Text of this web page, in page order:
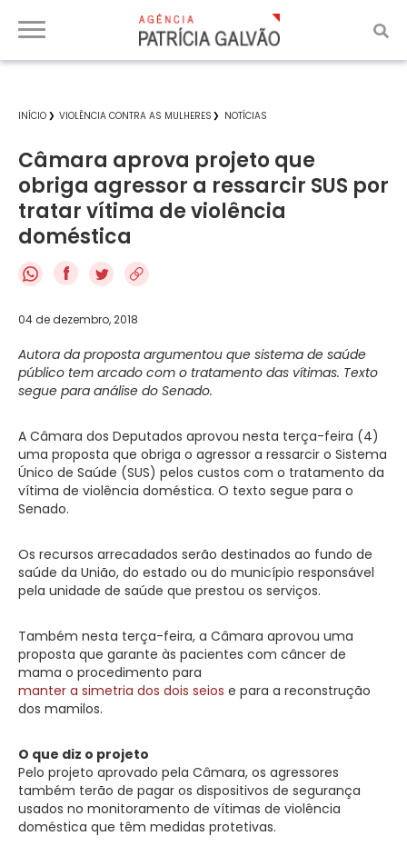
INÍCIO VIOLÊNCIA CONTRA AS MULHERES NOTÍCIAS
Câmara aprova projeto que
obriga agressor a ressarcir SUS por
tratar vítima de violência
doméstica
f
04 de dezembro, 2018
Autora da proposta argumentou que sistema de saúde
público tem arcado com o tratamento das vítimas. Texto
segue para análise do Senado.
A Câmara dos Deputados aprovou nesta terça-feira (4)
uma proposta que obriga o agressor a ressarcir o Sistema
Único de Saúde (SUS) pelos custos com o tratamento da
vítima de violência doméstica. O texto segue para o
Senado.
Os recursos arrecadados serão destinados ao fundo de
saúde da União, do estado ou do município responsável
pela unidade de saúde que prestou os serviços.
Também nesta terça-feira, a Câmara aprovou uma
proposta que garante às pacientes com câncer de
mama o procedimento para
manter a simetria dos dois seios e para a reconstrução
dos mamilos.
O que diz o projeto
Pelo projeto aprovado pela Câmara, os agressores
também terão de pagar os dispositivos de segurança
usados no monitoramento de vítimas de violência
doméstica que têm medidas protetivas.